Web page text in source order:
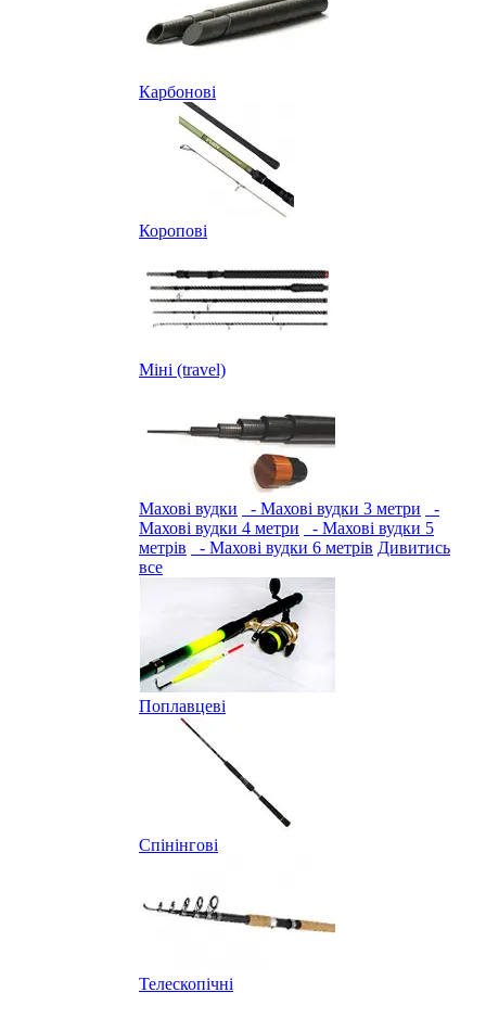
Карбонові
Коропові
Міні (travel)
Махові вудки - Махові вудки 3 метри
-
Махові вудки 4 метри
- Махові вудки 5
метрів
- Махові вудки 6 метрів Дивитись
все
Поплавцеві
Спінінгові
Телескопічні